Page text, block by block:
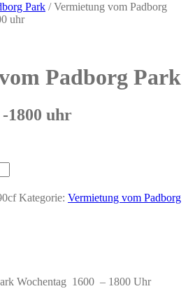
Park / Vermietung vom Padborg
uhr
Padborg Park
1800 uhr
Kategorie: Vermietung vom Padborg
Wochentag 1600 – 1800 Uhr